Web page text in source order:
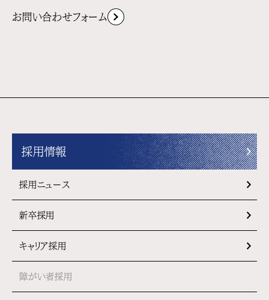
お問い合わせフォーム
採用情報
採用ニュース
新卒採用
キャリア採用
障がい者採用